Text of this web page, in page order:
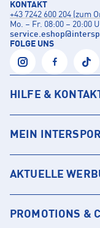
KONTAKT
+43 7242 600 204 (zum
Mo. – Fr. 08:00 – 20:00
service.eshop@
FOLGE UNS
HILFE &
MEIN
AKTUELLE
PROMOTIONS &